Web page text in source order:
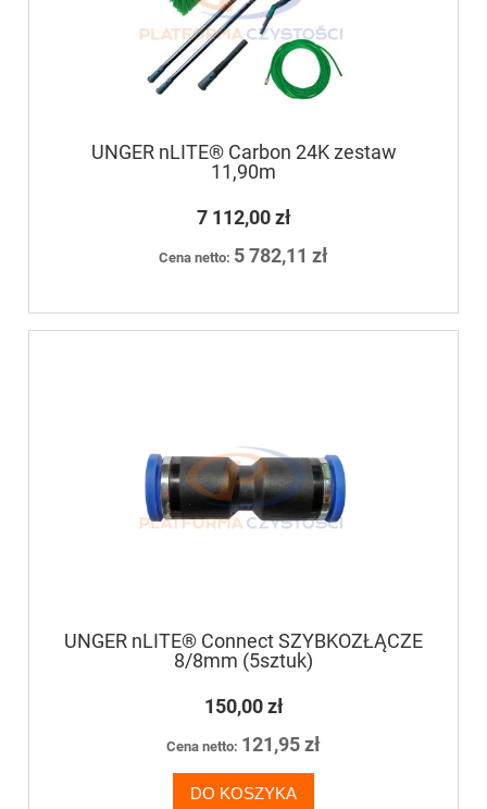
UNGER nLITE® Carbon 24K zestaw
11,90m
7 112,00 zł
Cena netto: 5 782,11 zł
UNGER nLITE® Connect SZYBKOZŁĄCZE
8/8mm (5sztuk)
150,00 zł
Cena netto: 121,95 zł
DO KOSZYKA